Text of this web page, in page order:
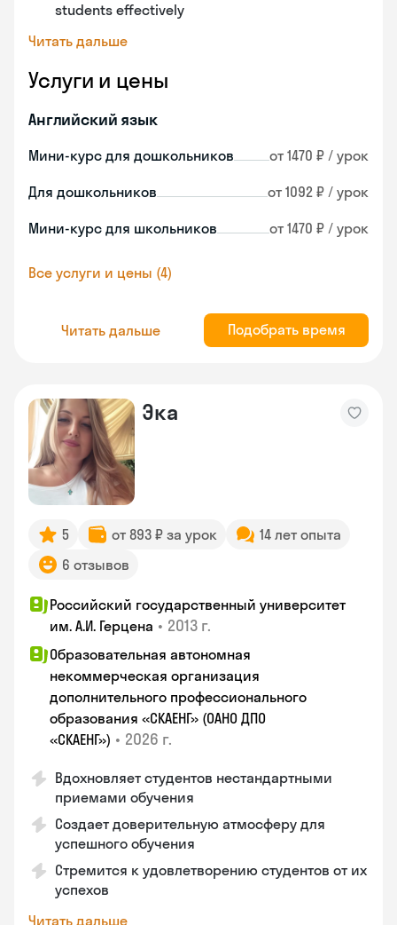
students effectively
Читать дальше
Услуги и цены
Английский язык
Мини-курс для дошкольников от 1470 ₽ / урок
Для дошкольников от 1092 ₽ / урок
Мини-курс для школьников от 1470 ₽ / урок
Все услуги и цены (4)
Читать дальше Подобрать время
Эка
5 от 893 ₽ за урок
14 лет опыта
6 отзывов
Российский государственный университет
им. А.И. Герцена • 2013 г.
Образовательная автономная
некоммерческая организация
дополнительного профессионального
образования «СКАЕНГ» (ОАНО ДПО
«СКАЕНГ») • 2026 г.
Вдохновляет студентов нестандартными
приемами обучения
Создает доверительную атмосферу для
успешного обучения
Стремится к удовлетворению студентов от их
успехов
Читать дальше